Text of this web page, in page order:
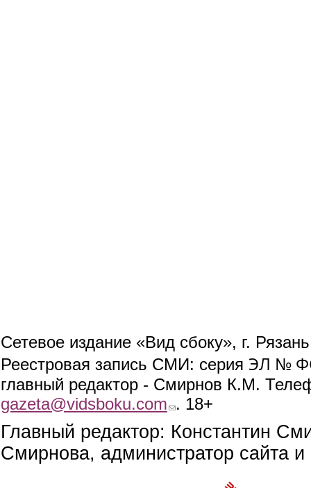
Сетевое издание «Вид сбоку», г.
Реестровая запись СМИ: серия ЭЛ №
главный редактор - Смирнов К.М.
gazeta@vidsboku.com (link sends e-mail)
. 18+
Главный редактор: Константин
Смирнова, администратор сайта